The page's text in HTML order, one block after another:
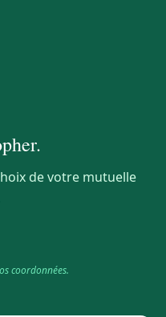
.
de votre mutuelle
coordonnées.